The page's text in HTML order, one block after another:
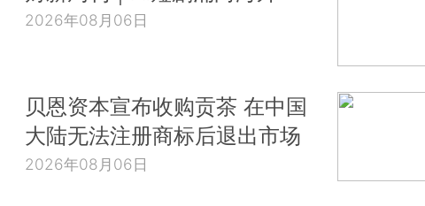
2026年08月06日
贝恩资本宣布收购贡茶 在中国
大陆无法注册商标后退出市场
2026年08月06日